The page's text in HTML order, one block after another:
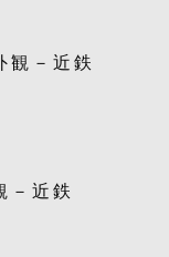
観－近鉄
－近鉄